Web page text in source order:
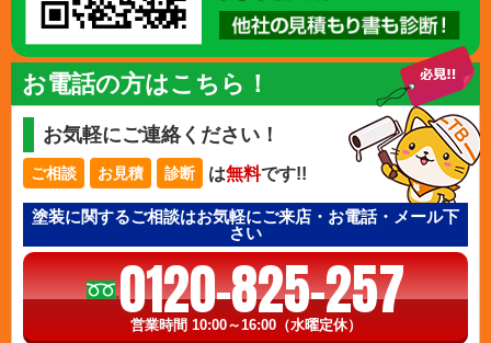
お電話の方はこちら！
お気軽にご連絡ください！
ご相談 お見積 診断 は無料です!!
塗装に関するご相談はお気軽にご来店・お電話・メール下
さい
0120-825-257
営業時間 10:00～16:00（水曜定休）